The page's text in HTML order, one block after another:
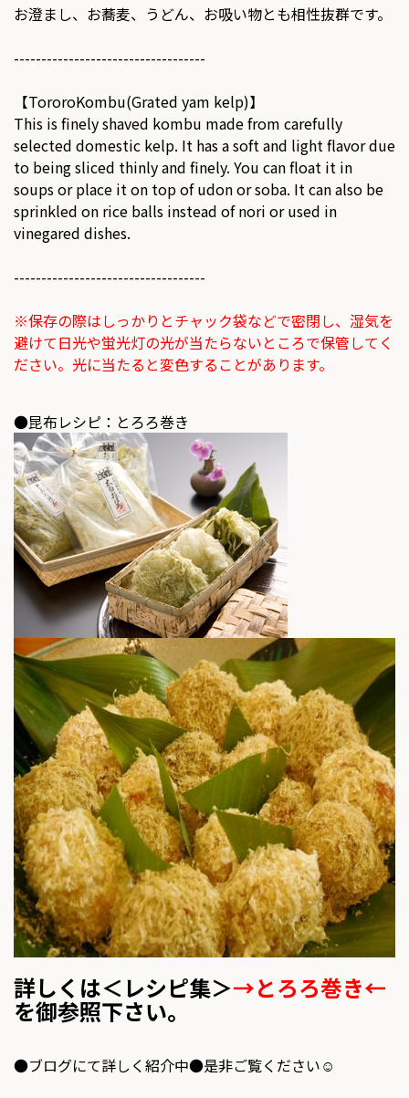
お澄まし、お蕎麦、うどん、お吸い物とも相性抜群です。
-----------------------------------
【TororoKombu(Grated yam kelp)】
This is finely shaved kombu made from carefully
selected domestic kelp. It has a soft and light flavor due
to being sliced thinly and finely. You can float it in
soups or place it on top of udon or soba. It can also be
sprinkled on rice balls instead of nori or used in
vinegared dishes.
-----------------------------------
※保存の際はしっかりとチャック袋などで密閉し、湿気を
避けて日光や蛍光灯の光が当たらないところで保管してく
ださい。光に当たると変色することがあります。
●昆布レシピ：とろろ巻き
詳しくは＜レシピ集＞→とろろ巻き←
を御参照下さい。
●ブログにて詳しく紹介中●是非ご覧ください☺